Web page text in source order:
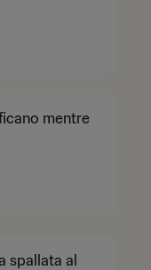
mentre
spallata al